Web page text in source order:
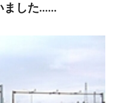
ました……